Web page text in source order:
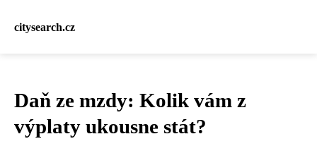
citysearch.cz
Daň ze mzdy: Kolik vám z
výplaty ukousne stát?